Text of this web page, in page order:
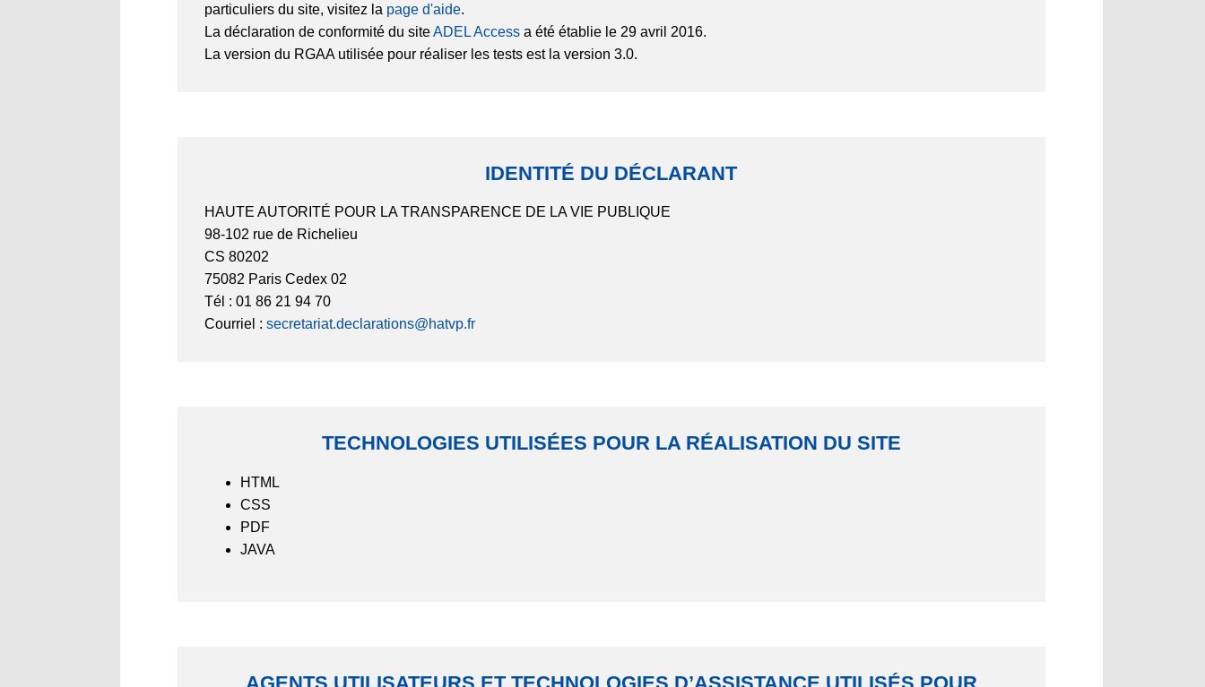
particuliers du site, visitez la page d'aide.
La déclaration de conformité du siteADEL Access a été établie le 29 avril 2016.
La version du RGAA utilisée pour réaliser les tests est la version 3.0.
IDENTITÉ DU DÉCLARANT
HAUTE AUTORITÉ POUR LA TRANSPARENCE DE LA VIE PUBLIQUE
98-102 rue de Richelieu
CS 80202
75082 Paris Cedex 02
Tél : 01 86 21 94 70
Courriel :secretariat.declarations@hatvp.fr
TECHNOLOGIES UTILISÉES POUR LA RÉALISATION DU SITE
HTML
CSS
PDF
JAVA